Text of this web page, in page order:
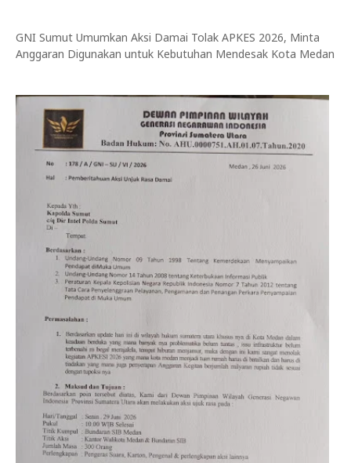
GNI Sumut Umumkan Aksi Damai Tolak APKES 2026, Minta
Anggaran Digunakan untuk Kebutuhan Mendesak Kota Medan